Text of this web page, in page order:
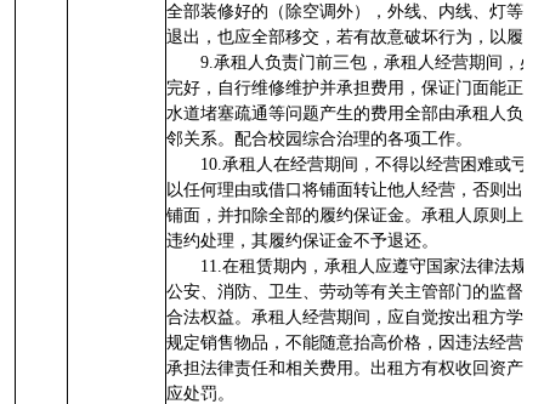
全部装修好的（除空调外），外线、内线、灯等
退出，也应全部移交，若有故意破坏行为，以履
9.承租人负责门前三包，承租人经营期间，
完好，自行维修维护并承担费用，保证门面能正
水道堵塞疏通等问题产生的费用全部由承租人负
邻关系。配合校园综合治理的各项工作。
10.承租人在经营期间，不得以经营困难或亏
以任何理由或借口将铺面转让他人经营，否则出
铺面，并扣除全部的履约保证金。承租人原则上
违约处理，其履约保证金不予退还。
11.在租赁期内，承租人应遵守国家法律法规
公安、消防、卫生、劳动等有关主管部门的监督
合法权益。承租人经营期间，应自觉按出租方学
规定销售物品，不能随意抬高价格，因违法经营
承担法律责任和相关费用。出租方有权收回资产
应处罚。